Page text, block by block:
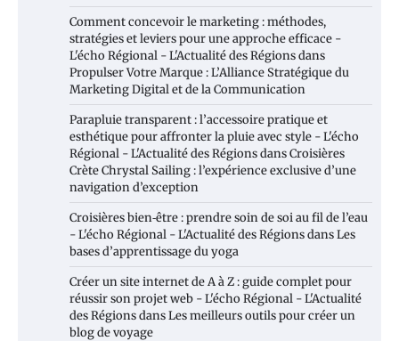
Comment concevoir le marketing : méthodes,
stratégies et leviers pour une approche efficace -
L'écho Régional - L'Actualité des Régionsdans
Propulser Votre Marque : L’Alliance Stratégique du
Marketing Digital et de la Communication
Parapluie transparent : l’accessoire pratique et
esthétique pour affronter la pluie avec style - L'écho
Régional - L'Actualité des RégionsdansCroisières
Crète Chrystal Sailing : l’expérience exclusive d’une
navigation d’exception
Croisières bien‑être : prendre soin de soi au fil de l’eau
- L'écho Régional - L'Actualité des RégionsdansLes
bases d’apprentissage du yoga
Créer un site internet de A à Z : guide complet pour
réussir son projet web - L'écho Régional - L'Actualité
des RégionsdansLes meilleurs outils pour créer un
blog de voyage